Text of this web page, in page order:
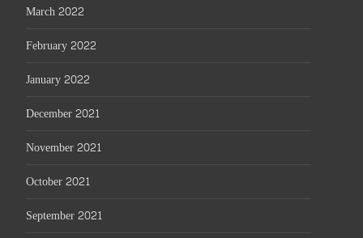
March 2022
February 2022
January 2022
December 2021
November 2021
October 2021
September 2021